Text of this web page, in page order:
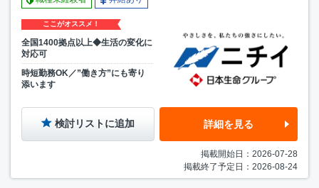
ここがオススメ！
全国1400拠点以上◆生活の変化に
対応可
時短勤務OK／”働き方”にも寄り
添います
検討リストに追加 詳細を見る
掲載開始日：2026-07-28
掲載終了予定日：2026-08-24